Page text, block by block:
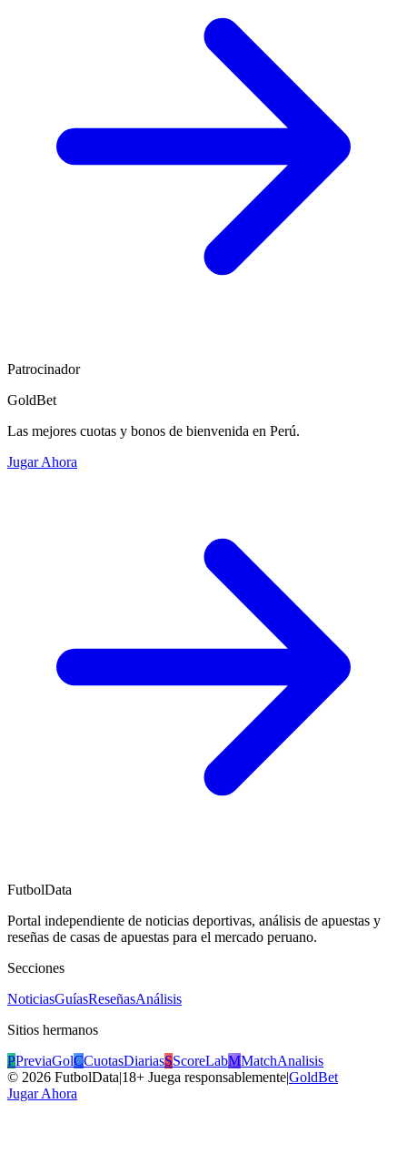
Patrocinador
GoldBet
Las mejores cuotas y bonos de bienvenida en Perú.
Jugar Ahora
FutbolData
Portal independiente de noticias deportivas, análisis de apuestas y
reseñas de casas de apuestas para el mercado peruano.
Secciones
NoticiasGuíasReseñasAnálisis
Sitios hermanos
PPreviaGolCCuotasDiariasSScoreLabMMatchAnalisis
© 2026 FutbolData|18+ Juega responsablemente|GoldBet
Jugar Ahora